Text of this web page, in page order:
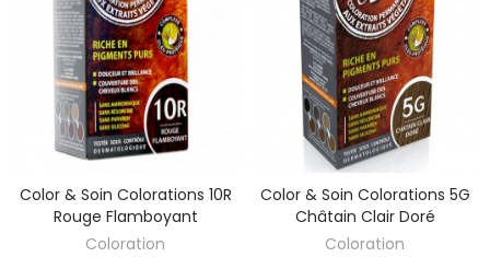
Color & Soin Colorations 10R
Rouge Flamboyant
Coloration
Color & Soin Colorations 5G
Châtain Clair Doré
Coloration